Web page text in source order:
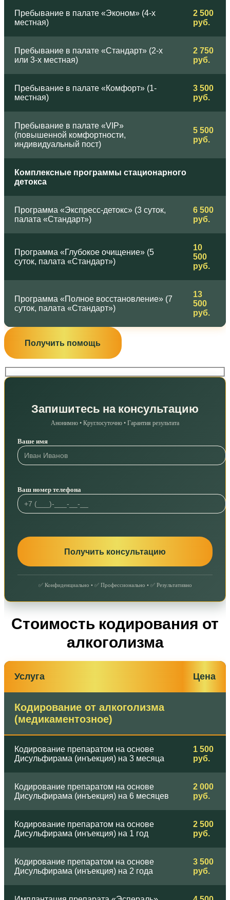
Пребывание в палате «Эконом» (4-х
местная)
2 500
руб.
Пребывание в палате «Стандарт» (2-х
или 3-х местная)
2 750
руб.
Пребывание в палате «Комфорт» (1-
местная)
3 500
руб.
Пребывание в палате «VIP»
(повышенной комфортности,
индивидуальный пост)
5 500
руб.
Комплексные программы стационарного
детокса
Программа «Экспресс-детокс» (3 суток,
палата «Стандарт»)
6 500
руб.
Программа «Глубокое очищение» (5
суток, палата «Стандарт»)
10
500
руб.
Программа «Полное восстановление» (7
суток, палата «Стандарт»)
13
500
руб.
Получить помощь
Запишитесь на консультацию
Анонимно • Круглосуточно • Гарантия результата
Ваше имя
Ваш номер телефона
✅ Конфиденциально • ✅ Профессионально • ✅ Результативно
Стоимость кодирования от
алкоголизма
Услуга Цена
Кодирование от алкоголизма
(медикаментозное)
Кодирование препаратом на основе
Дисульфирама (инъекция) на 3 месяца
1 500
руб.
Кодирование препаратом на основе
Дисульфирама (инъекция) на 6 месяцев
2 000
руб.
Кодирование препаратом на основе
Дисульфирама (инъекция) на 1 год
2 500
руб.
Кодирование препаратом на основе
Дисульфирама (инъекция) на 2 года
3 500
руб.